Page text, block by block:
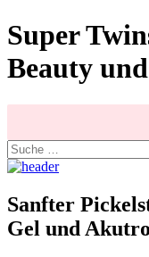
Skip
to
content
Super
Beauty
Search
for:
Sanfter
Gel und